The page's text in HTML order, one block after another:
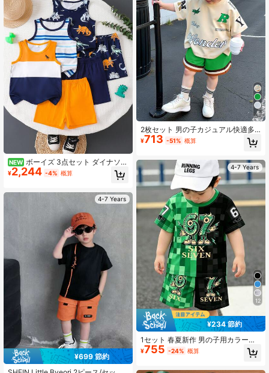
NEW ボーイズ 3点セット ダイナソー
プリント カラーブロック タンクトッ
プ ショーツ 春夏
¥2,244 -4% 概算
4-7 Years
¥699 節約
5
2枚セット 男の子カジュアル快適多
用途プリントパターントップス&コン
トラストウエストバンドショーツセ
¥713 -51% 概算
4-7 Years
12
¥234 節約
1セット 春夏新作 男の子用カラーブ
ロックチェック柄半袖シャツとショ
ーツセット、クールな67カートゥー
¥755 -24% 概算